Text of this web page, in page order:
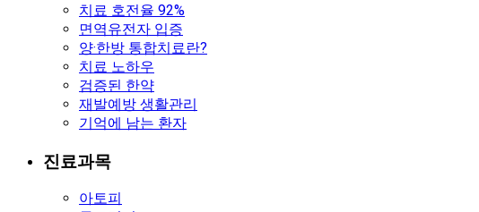
치료 호전율 92%
면역유전자 입증
양·한방 통합치료란?
치료 노하우
검증된 한약
재발예방 생활관리
기억에 남는 환자
진료과목
아토피